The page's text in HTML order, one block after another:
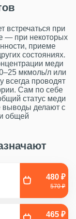
встречаться при
— при некоторых
приеме
состояниях.
меди
мкмоль/л или
всегда проводят
Сам по себе
статус меди
выводы делают с
общей
480 ₽
570 ₽
465 ₽